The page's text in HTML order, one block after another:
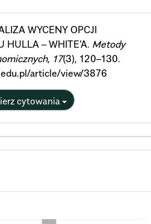
WYCENY OPCJI
HULLA – WHITE’A. Metody
, 17(3), 120–130.
article/view/3876
cytowania